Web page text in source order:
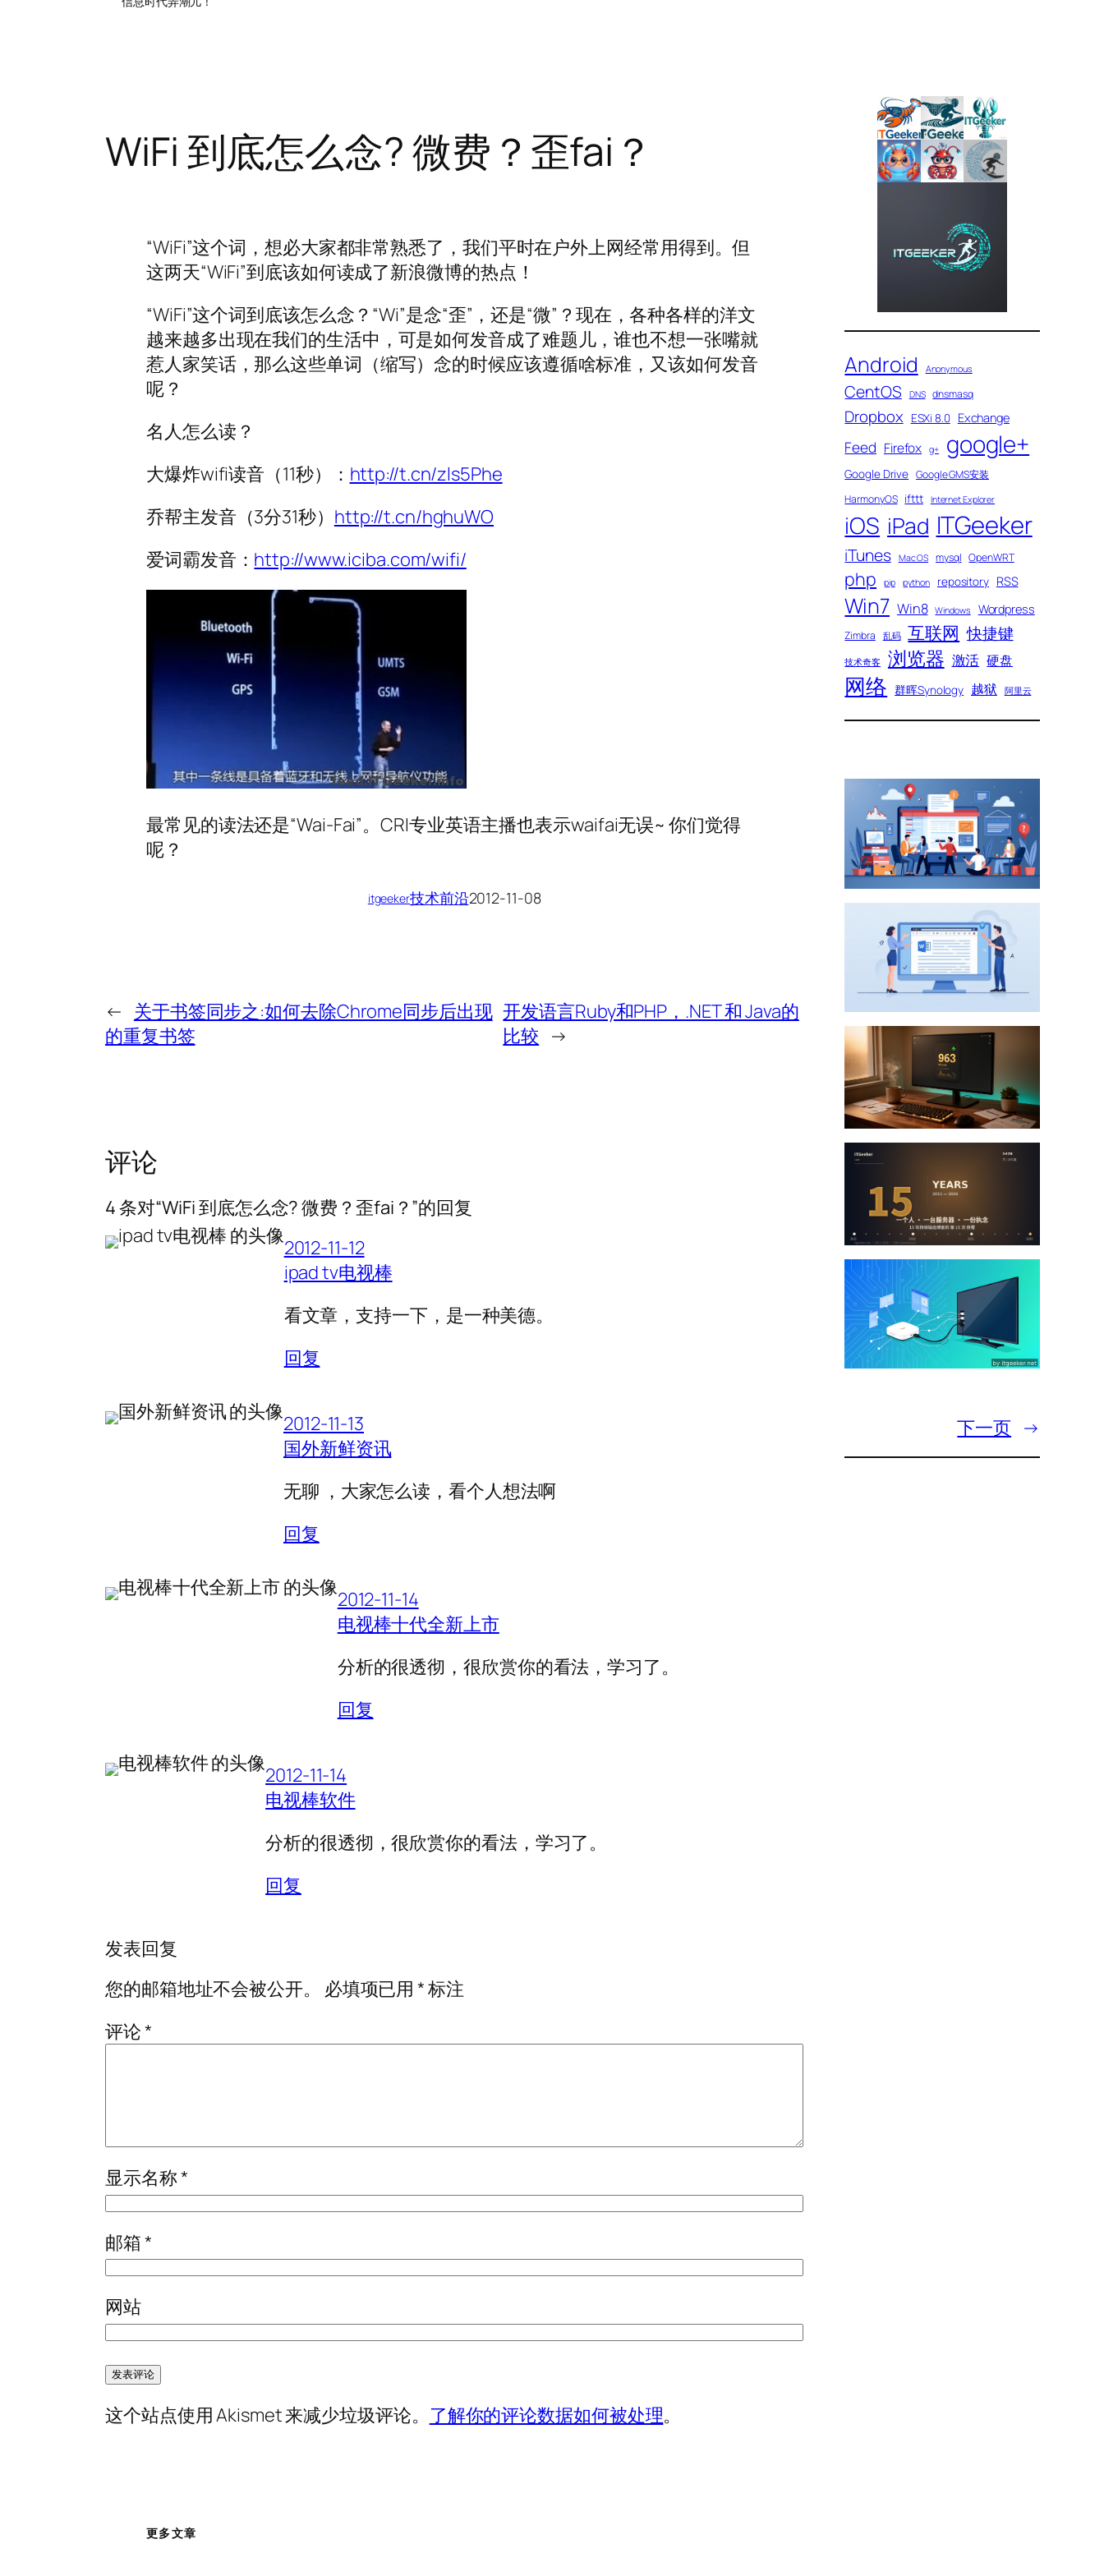
WiFi 到底怎么念? 微费？歪fai？
“WiFi”这个词，想必大家都非常熟悉了，我们平时在户外上网经常用得到。但
这两天“WiFi”到底该如何读成了新浪微博的热点！
“WiFi”这个词到底该怎么念？“Wi”是念“歪”，还是“微”？现在，各种各样的洋文
越来越多出现在我们的生活中，可是如何发音成了难题儿，谁也不想一张嘴就
惹人家笑话，那么这些单词（缩写）念的时候应该遵循啥标准，又该如何发音
呢？
名人怎么读？
大爆炸wifi读音（11秒）： http://t.cn/zls5Phe
乔帮主发音（3分31秒） http://t.cn/hghuWO
爱词霸发音： http://www.iciba.com/wifi/
最常见的读法还是“Wai-Fai”。CRI专业英语主播也表示waifai无误~ 你们觉得
呢？
itgeeker技术前沿2012-11-08
← 关于书签同步之:如何去除Chrome同步后出现
的重复书签
开发语言Ruby和PHP，.NET 和 Java的
比较 →
评论
4 条对“WiFi 到底怎么念? 微费？歪fai？”的回复
2012-11-12
ipad tv电视棒
看文章，支持一下，是一种美德。
回复
2012-11-13
国外新鲜资讯
无聊 ，大家怎么读，看个人想法啊
回复
2012-11-14
电视棒十代全新上市
分析的很透彻，很欣赏你的看法，学习了。
回复
2012-11-14
电视棒软件
分析的很透彻，很欣赏你的看法，学习了。
回复
发表回复
您的邮箱地址不会被公开。
必填项已用*标注
评论*
显示名称*
邮箱*
网站
这个站点使用 Akismet 来减少垃圾评论。 了解你的评论数据如何被处理。
更多文章
Android Anonymous
CentOS DNS dnsmasq
Dropbox ESXi 8.0 Exchange
Feed Firefox g+ google+
Google Drive Google GMS安装
HarmonyOS ifttt Internet Explorer
iOS iPad ITGeeker
iTunes Mac OS mysql OpenWRT
php pip python repository RSS
Win7 Win8 Windows Wordpress
Zimbra 乱码 互联网 快捷键
技术奇客 浏览器 激活 硬盘
网络 群晖Synology 越狱 阿里云
下一页 →